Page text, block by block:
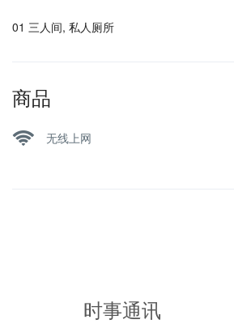
01 三人间, 私人厕所
商品
无线上网
时事通讯